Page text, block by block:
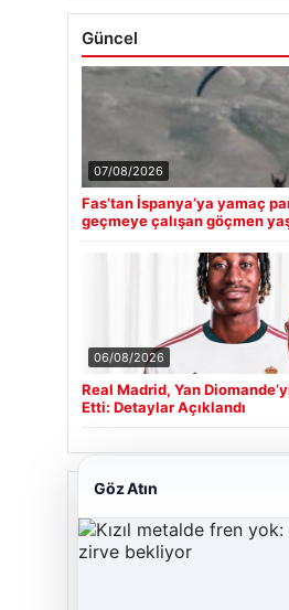
Güncel
07/08/2026
Fas’tan İspanya’ya yamaç
geçmeye çalışan göçmen
06/08/2026
Real Madrid, Yan
Etti: Detaylar Açıklandı
Son Eklenen Firmalar
Cengiz Sigorta
Göz Atın